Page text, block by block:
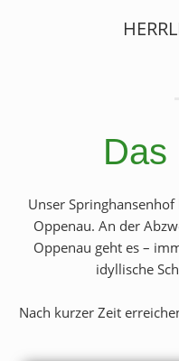
Das
Unser
Oppenau. An der
Oppenau geht es –
idyllische
Nach kurzer Zeit